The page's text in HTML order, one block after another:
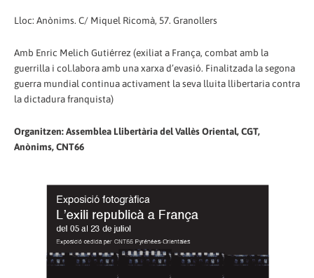
Lloc: Anònims. C/ Miquel Ricomà, 57. Granollers
Amb Enric Melich Gutiérrez (exiliat a França, combat amb la
guerrilla i col.labora amb una xarxa d’evasió. Finalitzada la segona
guerra mundial continua activament la seva lluita llibertaria contra
la dictadura franquista)
Organitzen: Assemblea Llibertària del Vallès Oriental, CGT,
Anònims, CNT66